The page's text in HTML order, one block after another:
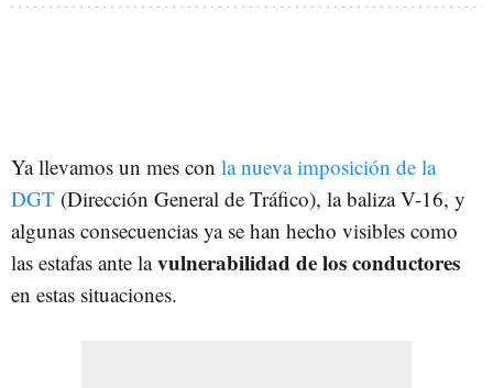
Ya llevamos un mes con la nueva imposición de la
DGT (Dirección General de Tráfico), la baliza V-16, y
algunas consecuencias ya se han hecho visibles como
las estafas ante lavulnerabilidad de los conductores
en estas situaciones.